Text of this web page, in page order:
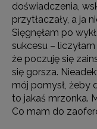
doświadczenia,
przytłaczały, a ja
Sięgnęłam po
sukcesu –
że poczuję się
się gorsza.
mój pomysł, żeby
to jakaś mrzonka.
Co mam do